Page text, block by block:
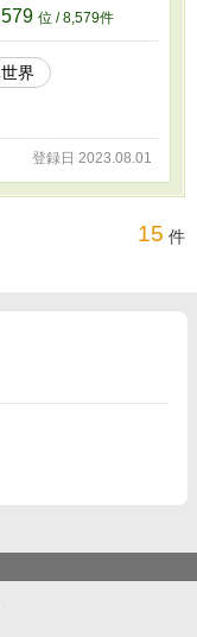
位 / 8,579件
界
登録日 2023.08.01
15 件